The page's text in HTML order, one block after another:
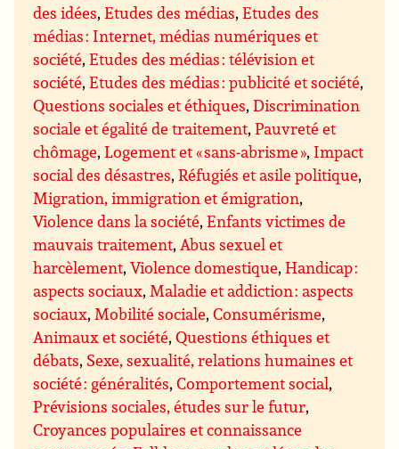
des idées,Etudes des médias,Etudes des
médias : Internet, médias numériques et
société,Etudes des médias : télévision et
société,Etudes des médias : publicité et société,
Questions sociales et éthiques,Discrimination
sociale et égalité de traitement,Pauvreté et
chômage,Logement et « sans-abrisme », Impact
social des désastres,Réfugiés et asile politique,
Migration, immigration et émigration,
Violence dans la société,Enfants victimes de
mauvais traitement,Abus sexuel et
harcèlement,Violence domestique,Handicap :
aspects sociaux,Maladie et addiction : aspects
sociaux,Mobilité sociale,Consumérisme,
Animaux et société,Questions éthiques et
débats, Sexe, sexualité, relations humaines et
société : généralités,Comportement social,
Prévisions sociales, études sur le futur,
Croyances populaires et connaissance